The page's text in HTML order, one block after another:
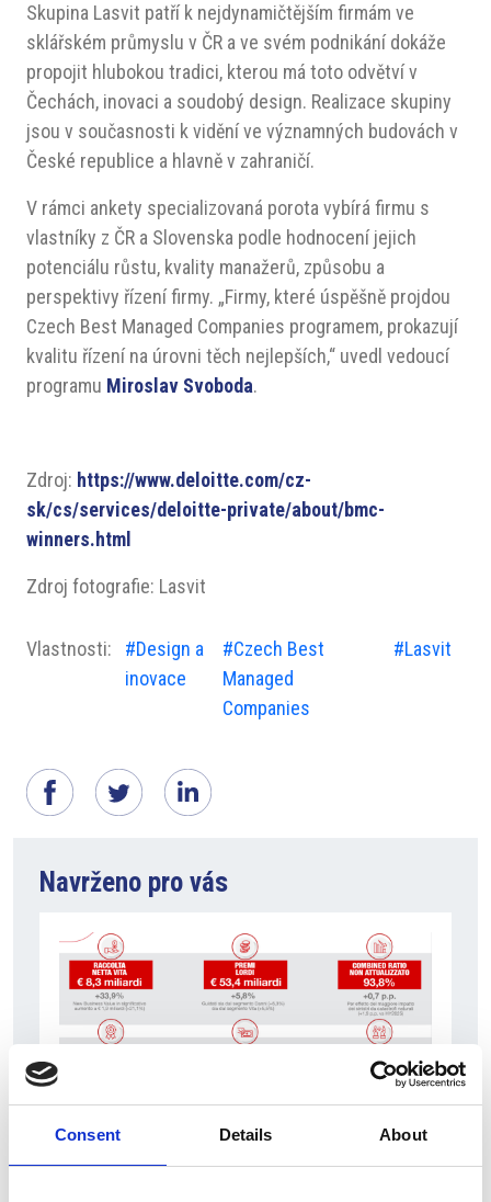
Consent Details About
Skupina Lasvit patří k nejdynamičtějším firmám ve
sklářském průmyslu v ČR a ve svém podnikání dokáže
propojit hlubokou tradici, kterou má toto odvětví v
Čechách, inovaci a soudobý design. Realizace skupiny
jsou v současnosti k vidění ve významných budovách v
České republice a hlavně v zahraničí.
V rámci ankety specializovaná porota vybírá firmu s
vlastníky z ČR a Slovenska podle hodnocení jejich
potenciálu růstu, kvality manažerů, způsobu a
perspektivy řízení firmy. „Firmy, které úspěšně projdou
Czech Best Managed Companies programem, prokazují
kvalitu řízení na úrovni těch nejlepších,“ uvedl vedoucí
programu Miroslav Svoboda.
Zdroj: https://www.deloitte.com/cz-
sk/cs/services/deloitte-private/about/bmc-
winners.html
Zdroj fotografie: Lasvit
Vlastnosti:
#Design a
inovace
#Czech Best
Managed
Companies
#Lasvit
Navrženo pro vás
7 srpna 2026